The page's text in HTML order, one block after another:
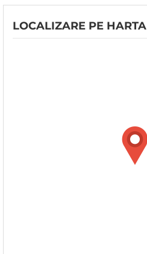
LOCALIZARE PE HARTA